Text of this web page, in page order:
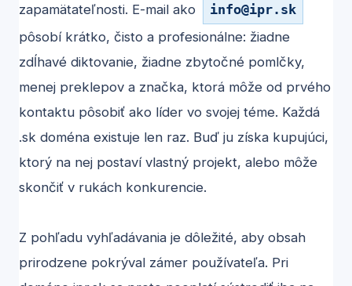
zapamätateľnosti. E-mail ako
info@ipr.sk
pôsobí krátko, čisto a profesionálne: žiadne
zdĺhavé diktovanie, žiadne zbytočné pomlčky,
menej preklepov a značka, ktorá môže od prvého
kontaktu pôsobiť ako líder vo svojej téme. Každá
.sk doména existuje len raz. Buď ju získa kupujúci,
ktorý na nej postaví vlastný projekt, alebo môže
skončiť v rukách konkurencie.
Z pohľadu vyhľadávania je dôležité, aby obsah
prirodzene pokrýval zámer používateľa. Pri